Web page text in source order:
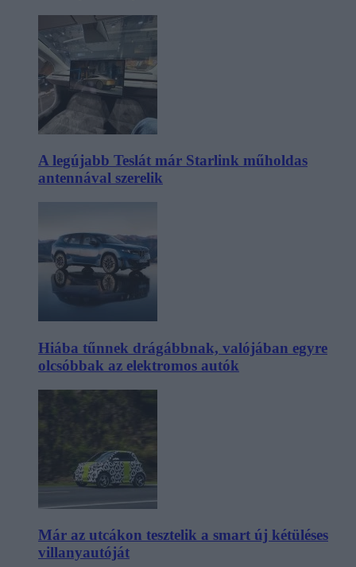
A legújabb Teslát már Starlink műholdas
antennával szerelik
Hiába tűnnek drágábbnak, valójában egyre
olcsóbbak az elektromos autók
Már az utcákon tesztelik a smart új kétüléses
villanyautóját